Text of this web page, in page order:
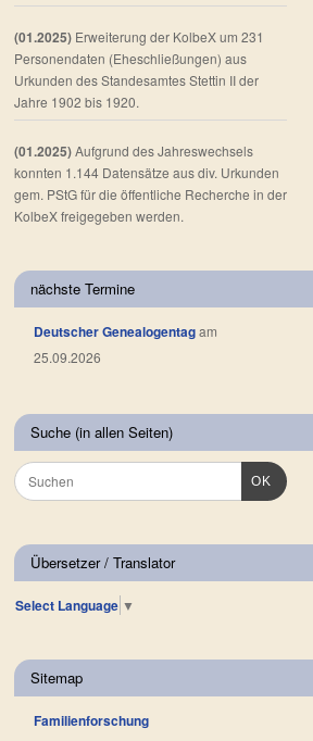
(01.2025) Erweiterung der KolbeX um 231
Personendaten (Eheschließungen) aus
Urkunden des Standesamtes Stettin II der
Jahre 1902 bis 1920.
(01.2025)Aufgrund des Jahreswechsels
konnten 1.144 Datensätze aus div. Urkunden
gem. PStG für die öffentliche Recherche in der
KolbeX freigegeben werden.
nächste Termine
Deutscher Genealogentagam
25.09.2026
Suche (in allen Seiten)
OK
Übersetzer / Translator
Select Language ▼
Sitemap
Familienforschung